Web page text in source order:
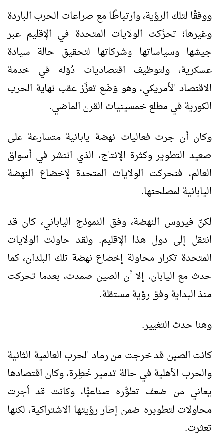
ووفقًا لتلك الرؤية، وارتباطًا مع صراعات الحرب الباردة
وغيرها؛ تحرَّكت الولايات المتحدة في الإقليم عبر
جيشها وسياساتها وشركاتها لتحقيق حالة سيادة
عسكرية، ولتوظيف اقتصاديات دُوَله في خدمة
الاقتصاد الأمريكي، وهو وَضْع تعزَّز عقب نهاية الحرب
الكورية في مطلع خمسينيات القرن الماضي.
وكان أن جرت فعاليات نهضة يابانية متسارعة على
صعيد التطوير وكثرة الإنتاج، الذي انتشر في أسواق
العالم، فتحركت الولايات المتحدة لإخضاع النهضة
اليابانية لمصلحتها.
لكنّ فيروس النهضة، وفق النموذج الياباني، كان قد
انتقل إلى دول هذا الإقليم. ولقد حاولت الولايات
المتحدة تكرار محاولة إخضاع نهضة تلك البلدان، كما
حدث مع اليابان، إلا أن الصين صمدت، بعدما تحركت
منذ البداية وفق رؤية مستقلة.
وهنا حدث التغيير.
كانت الصين قد خرجت من رماد الحرب العالمية الثانية
والحرب الأهلية في حالة تدمير خَطِرة، وكان اقتصادها
يعاني من ضعف تطوُّره صناعيًّا، وكانت قد أجرت
محاولات لتطويره ضمن إطار رؤيتها الاشتراكية، لكنها
تعثرت.